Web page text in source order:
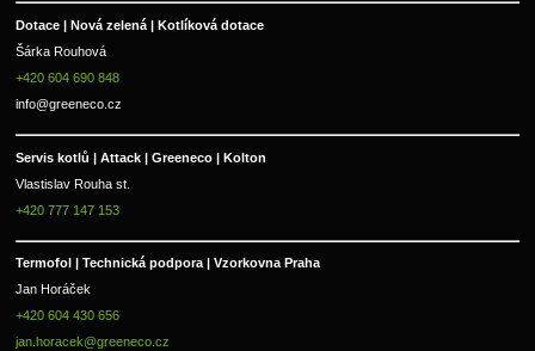
Dotace | Nová zelená | Kotlíková dotace
Šárka Rouhová
+420 604 690 848
info@greeneco.cz
Servis kotlů | Attack | Greeneco | Kolton
Vlastislav Rouha st.
+420 777 147 153
Termofol | Technická podpora | Vzorkovna Praha
Jan Horáček
+420 604 430 656
jan.horacek@greeneco.cz